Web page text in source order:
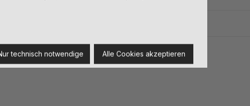
Inhaltsstoffe
technisch notwendige Alle Cookies akzeptieren